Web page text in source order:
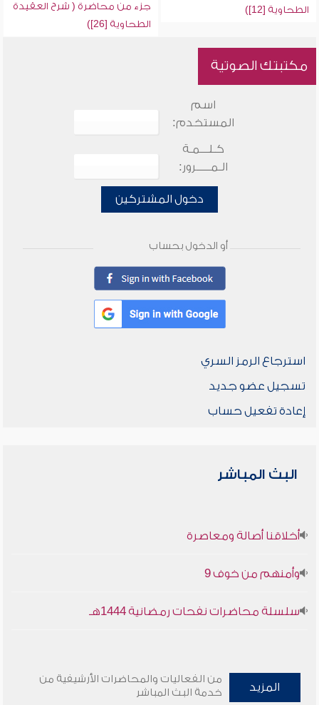
الطحاوية [12])
جزء من محاضرة ( شرح العقيدة
الطحاوية [26])
مكتبتك الصوتية
اسم
المستخدم:
كـلـــمـة
الـمـــــرور:
دخول المشتركين
أو الدخول بحساب
استرجاع الرمز السري
تسجيل عضو جديد
إعادة تفعيل حساب
البث المباشر
أخلاقنا أصالة ومعاصرة
وأمنهم من خوف 9
سلسلة محاضرات نفحات رمضانية 1444هـ
المزيد
من الفعاليات والمحاضرات الأرشيفية من
خدمة البث المباشر